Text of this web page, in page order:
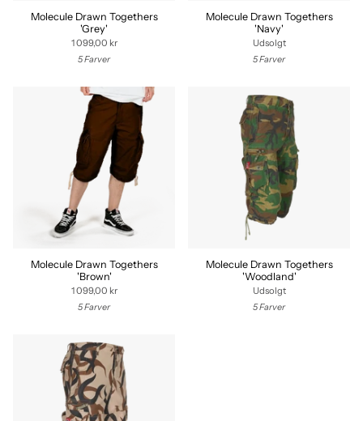
Molecule Drawn Togethers
'Grey'
1 099,00 kr
5 Farver
Molecule Drawn Togethers
'Navy'
Udsolgt
5 Farver
Molecule Drawn Togethers
'Brown'
1 099,00 kr
5 Farver
Molecule Drawn Togethers
'Woodland'
Udsolgt
5 Farver